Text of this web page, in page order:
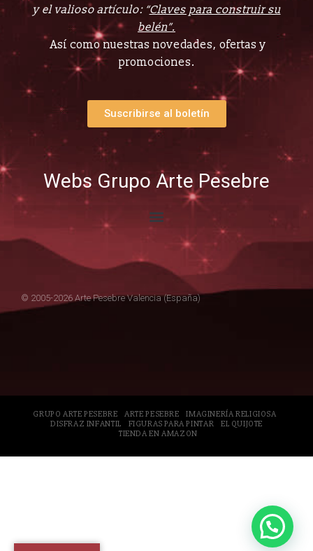
y el valioso artículo: “Claves para construir su
belén”.
Así como nuestras novedades, ofertas y
promociones.
Suscribirse al boletín
Webs Grupo Arte Pesebre
© 2005-2026 Arte Pesebre Valencia (España)
GRUPO ARTE PESEBRE ARTE PESEBRE
IMAGINERÍA RELIGIOSA
DISFRAZ INFANTIL
FIGURAS PARA PINTAR
EL QUIJOTE
TIENDA EN AMAZON